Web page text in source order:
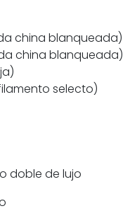
china blanqueada)
china blanqueada)
selecto)
doble de lujo